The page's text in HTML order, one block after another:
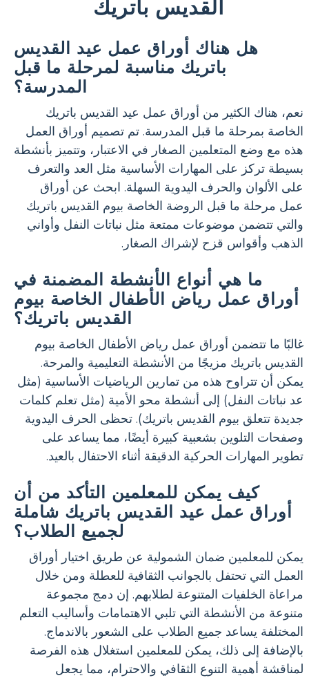
القديس باتريك
هل هناك أوراق عمل عيد القديس
باتريك مناسبة لمرحلة ما قبل
المدرسة؟
نعم، هناك الكثير من أوراق عمل عيد القديس باتريك
الخاصة بمرحلة ما قبل المدرسة. تم تصميم أوراق العمل
هذه مع وضع المتعلمين الصغار في الاعتبار، وتتميز بأنشطة
بسيطة تركز على المهارات الأساسية مثل العد والتعرف
على الألوان والحرف اليدوية السهلة. ابحث عن أوراق
عمل مرحلة ما قبل الروضة الخاصة بيوم القديس باتريك
والتي تتضمن موضوعات ممتعة مثل نباتات النفل وأواني
الذهب وأقواس قزح لإشراك الصغار.
ما هي أنواع الأنشطة المضمنة في
أوراق عمل رياض الأطفال الخاصة بيوم
القديس باتريك؟
غالبًا ما تتضمن أوراق عمل رياض الأطفال الخاصة بيوم
القديس باتريك مزيجًا من الأنشطة التعليمية والمرحة.
يمكن أن تتراوح هذه من تمارين الرياضيات الأساسية (مثل
عد نباتات النفل) إلى أنشطة محو الأمية (مثل تعلم كلمات
جديدة تتعلق بيوم القديس باتريك). تحظى الحرف اليدوية
وصفحات التلوين بشعبية كبيرة أيضًا، مما يساعد على
تطوير المهارات الحركية الدقيقة أثناء الاحتفال بالعيد.
كيف يمكن للمعلمين التأكد من أن
أوراق عمل عيد القديس باتريك شاملة
لجميع الطلاب؟
يمكن للمعلمين ضمان الشمولية عن طريق اختيار أوراق
العمل التي تحتفل بالجوانب الثقافية للعطلة ومن خلال
مراعاة الخلفيات المتنوعة لطلابهم. إن دمج مجموعة
متنوعة من الأنشطة التي تلبي الاهتمامات وأساليب التعلم
المختلفة يساعد جميع الطلاب على الشعور بالاندماج.
بالإضافة إلى ذلك، يمكن للمعلمين استغلال هذه الفرصة
لمناقشة أهمية التنوع الثقافي والاحترام، مما يجعل